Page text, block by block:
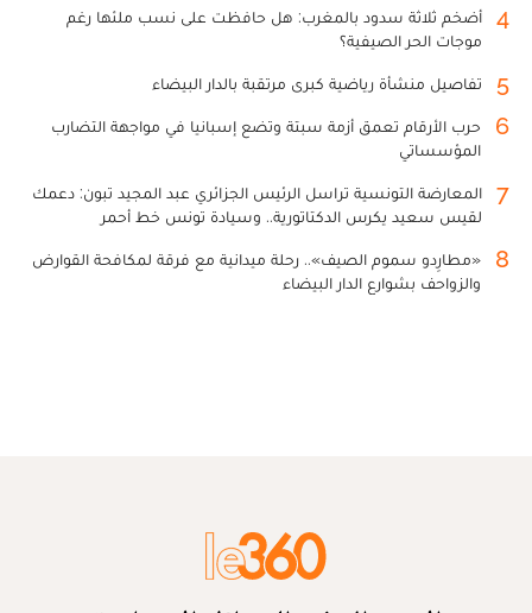
4
أضخم ثلاثة سدود بالمغرب: هل حافظت على نسب ملئها رغم
موجات الحر الصيفية؟
5 تفاصيل منشأة رياضية كبرى مرتقبة بالدار البيضاء
6
حرب الأرقام تعمق أزمة سبتة وتضع إسبانيا في مواجهة التضارب
المؤسساتي
7
المعارضة التونسية تراسل الرئيس الجزائري عبد المجيد تبون: دعمك
لقيس سعيد يكرس الدكتاتورية.. وسيادة تونس خط أحمر
8
«مطارِدو سموم الصيف».. رحلة ميدانية مع فرقة لمكافحة القوارض
والزواحف بشوارع الدار البيضاء